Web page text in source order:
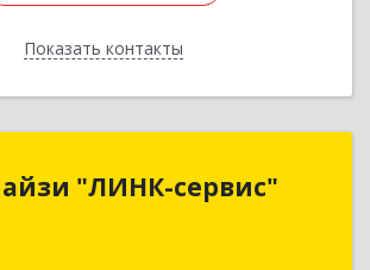
Показать контакты
Назад
"ЛИНК-сервис"
"ЛИНК-сервис"
Архангельская обл, Архангельск г,